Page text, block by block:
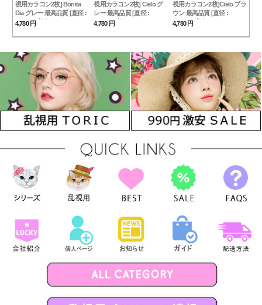
視用カラコン2枚] Bonita
Dia グレー 最高品質 [直径 :
14.0mm 着色：13.4mm]
4,780 円
視用カラコン2枚] Cielo グ
レー 最高品質 [直径 :
14.0mm 着色：13.4mm]
4,780 円
視用カラコン2枚]Cielo ブラ
ウン 最高品質 [直径 :
14.0mm 着色：13.4mm]
4,780 円